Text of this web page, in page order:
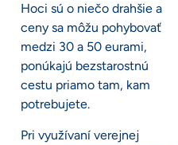
Hoci sú o niečo drahšie a
ceny sa môžu pohybovať
medzi 30 a 50 eurami,
ponúkajú bezstarostnú
cestu priamo tam, kam
potrebujete.
Pri využívaní verejnej